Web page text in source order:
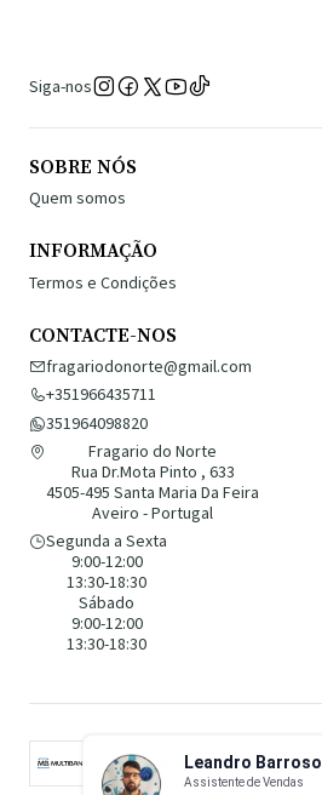
Leandro Barroso
Assistente de Vendas
Siga-nos
SOBRE NÓS
Quem somos
INFORMAÇÃO
Termos e Condições
CONTACTE-NOS
fragariodonorte@gmail.com
+351966435711
351964098820
Fragario do Norte
Rua Dr.Mota Pinto , 633
4505-495 Santa Maria Da Feira
Aveiro - Portugal
Segunda a Sexta
9:00-12:00
13:30-18:30
Sábado
9:00-12:00
13:30-18:30